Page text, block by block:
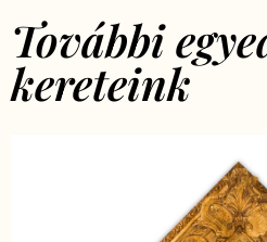
További
kereteink